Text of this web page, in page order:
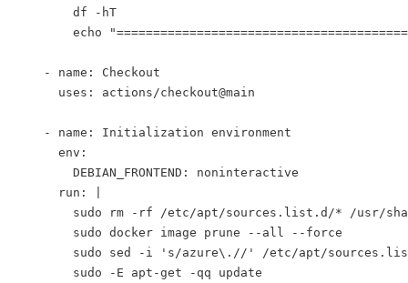
        df -hT
echo
    - name: Checkout
      uses: actions/checkout@main
    - name: Initialization environment
      env:
        DEBIAN_FRONTEND: noninteractive
      run: |
sudo rm -rf /etc/apt/sources.list.d/* /usr/
        sudo docker image prune --all --force
sudo sed -i 's/azure\.//' /etc/apt/
        sudo -E apt-get -qq update